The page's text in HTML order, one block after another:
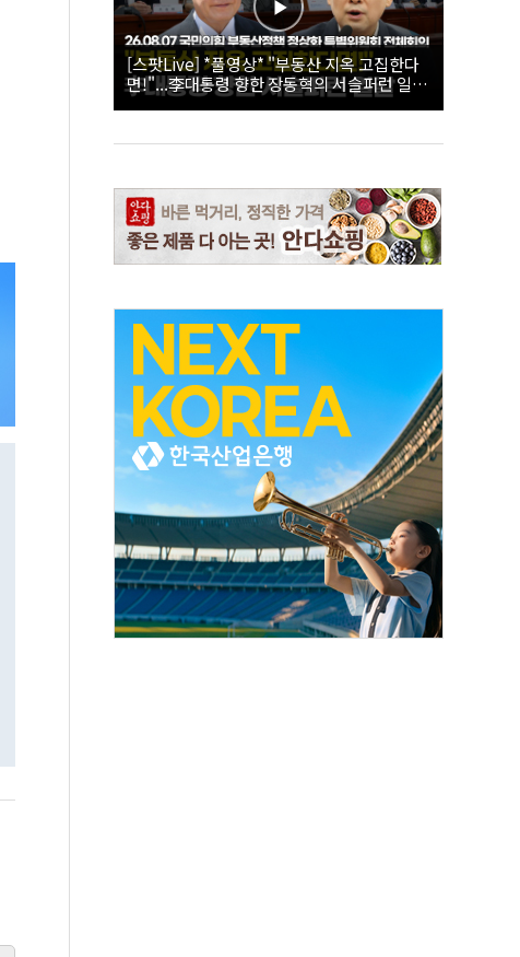
[스팟Live] *풀영상* "부동산 지옥 고집한다
면!"...李대통령 향한 장동혁의 서슬퍼런 일갈
| 26.08.07 국민의힘 부동산정책 정상화 특별